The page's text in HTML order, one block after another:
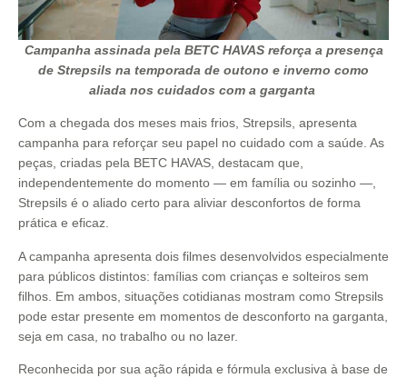
Campanha assinada pela BETC HAVAS reforça a presença
de Strepsils na temporada de outono e inverno como
aliada nos cuidados com a garganta
Com a chegada dos meses mais frios, Strepsils, apresenta
campanha para reforçar seu papel no cuidado com a saúde. As
peças, criadas pela BETC HAVAS, destacam que,
independentemente do momento — em família ou sozinho —,
Strepsils é o aliado certo para aliviar desconfortos de forma
prática e eficaz.
A campanha apresenta dois filmes desenvolvidos especialmente
para públicos distintos: famílias com crianças e solteiros sem
filhos. Em ambos, situações cotidianas mostram como Strepsils
pode estar presente em momentos de desconforto na garganta,
seja em casa, no trabalho ou no lazer.
Reconhecida por sua ação rápida e fórmula exclusiva à base de